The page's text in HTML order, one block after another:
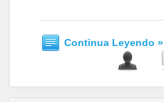
Continua Leyendo »